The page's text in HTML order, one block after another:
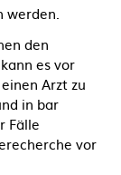
werden.
den
es vor
Arzt zu
in bar
Fälle
vor